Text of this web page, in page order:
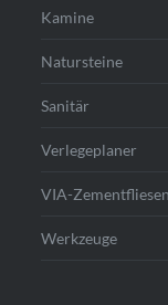
Kamine
Natursteine
Sanitär
Verlegeplaner
VIA-Zementfliesen
Werkzeuge